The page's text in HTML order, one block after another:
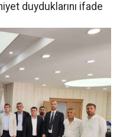
duyduklarını ifade